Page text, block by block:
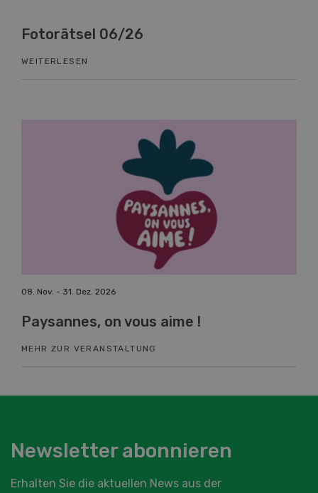
Fotorätsel 06/26
WEITERLESEN
08. Nov. - 31. Dez. 2026
Paysannes, on vous aime !
MEHR ZUR VERANSTALTUNG
Newsletter abonnieren
Erhalten Sie die aktuellen News aus der